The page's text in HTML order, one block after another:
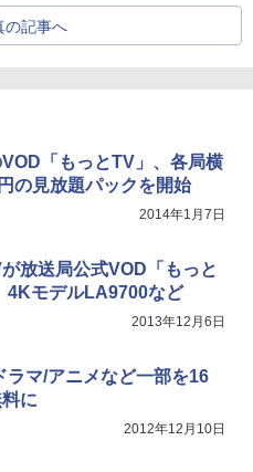
の記事へ
「もっとTV」、各局横
の見放題パックを開始
2014年1月7日
放送局公式VOD「もっと
4KモデルLA9700など
2013年12月6日
ラマ/アニメなど一部を16
に
2012年12月10日